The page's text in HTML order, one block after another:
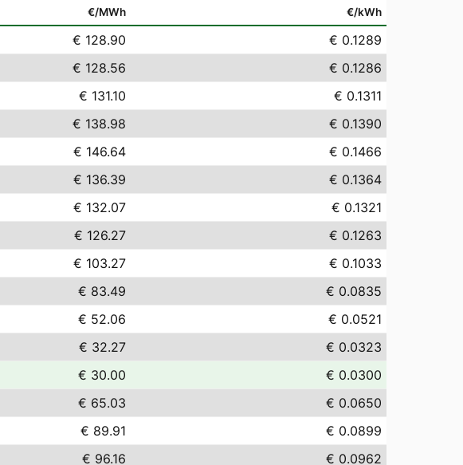
€/MWh €/kWh
€ 128.90
€ 0.1289
€ 128.56
€ 0.1286
€ 131.10
€ 0.1311
€ 138.98
€ 0.1390
€ 146.64
€ 0.1466
€ 136.39
€ 0.1364
€ 132.07
€ 0.1321
€ 126.27
€ 0.1263
€ 103.27
€ 0.1033
€ 83.49
€ 0.0835
€ 52.06
€ 0.0521
€ 32.27
€ 0.0323
€ 30.00
€ 0.0300
€ 65.03
€ 0.0650
€ 89.91
€ 0.0899
€ 96.16
€ 0.0962